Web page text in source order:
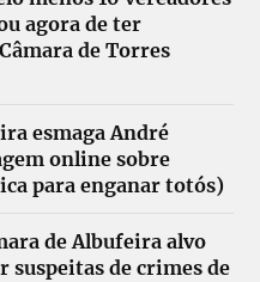
agora de ter
de Torres
esmaga André
online sobre
para enganar totós)
de Albufeira alvo
suspeitas de crimes de